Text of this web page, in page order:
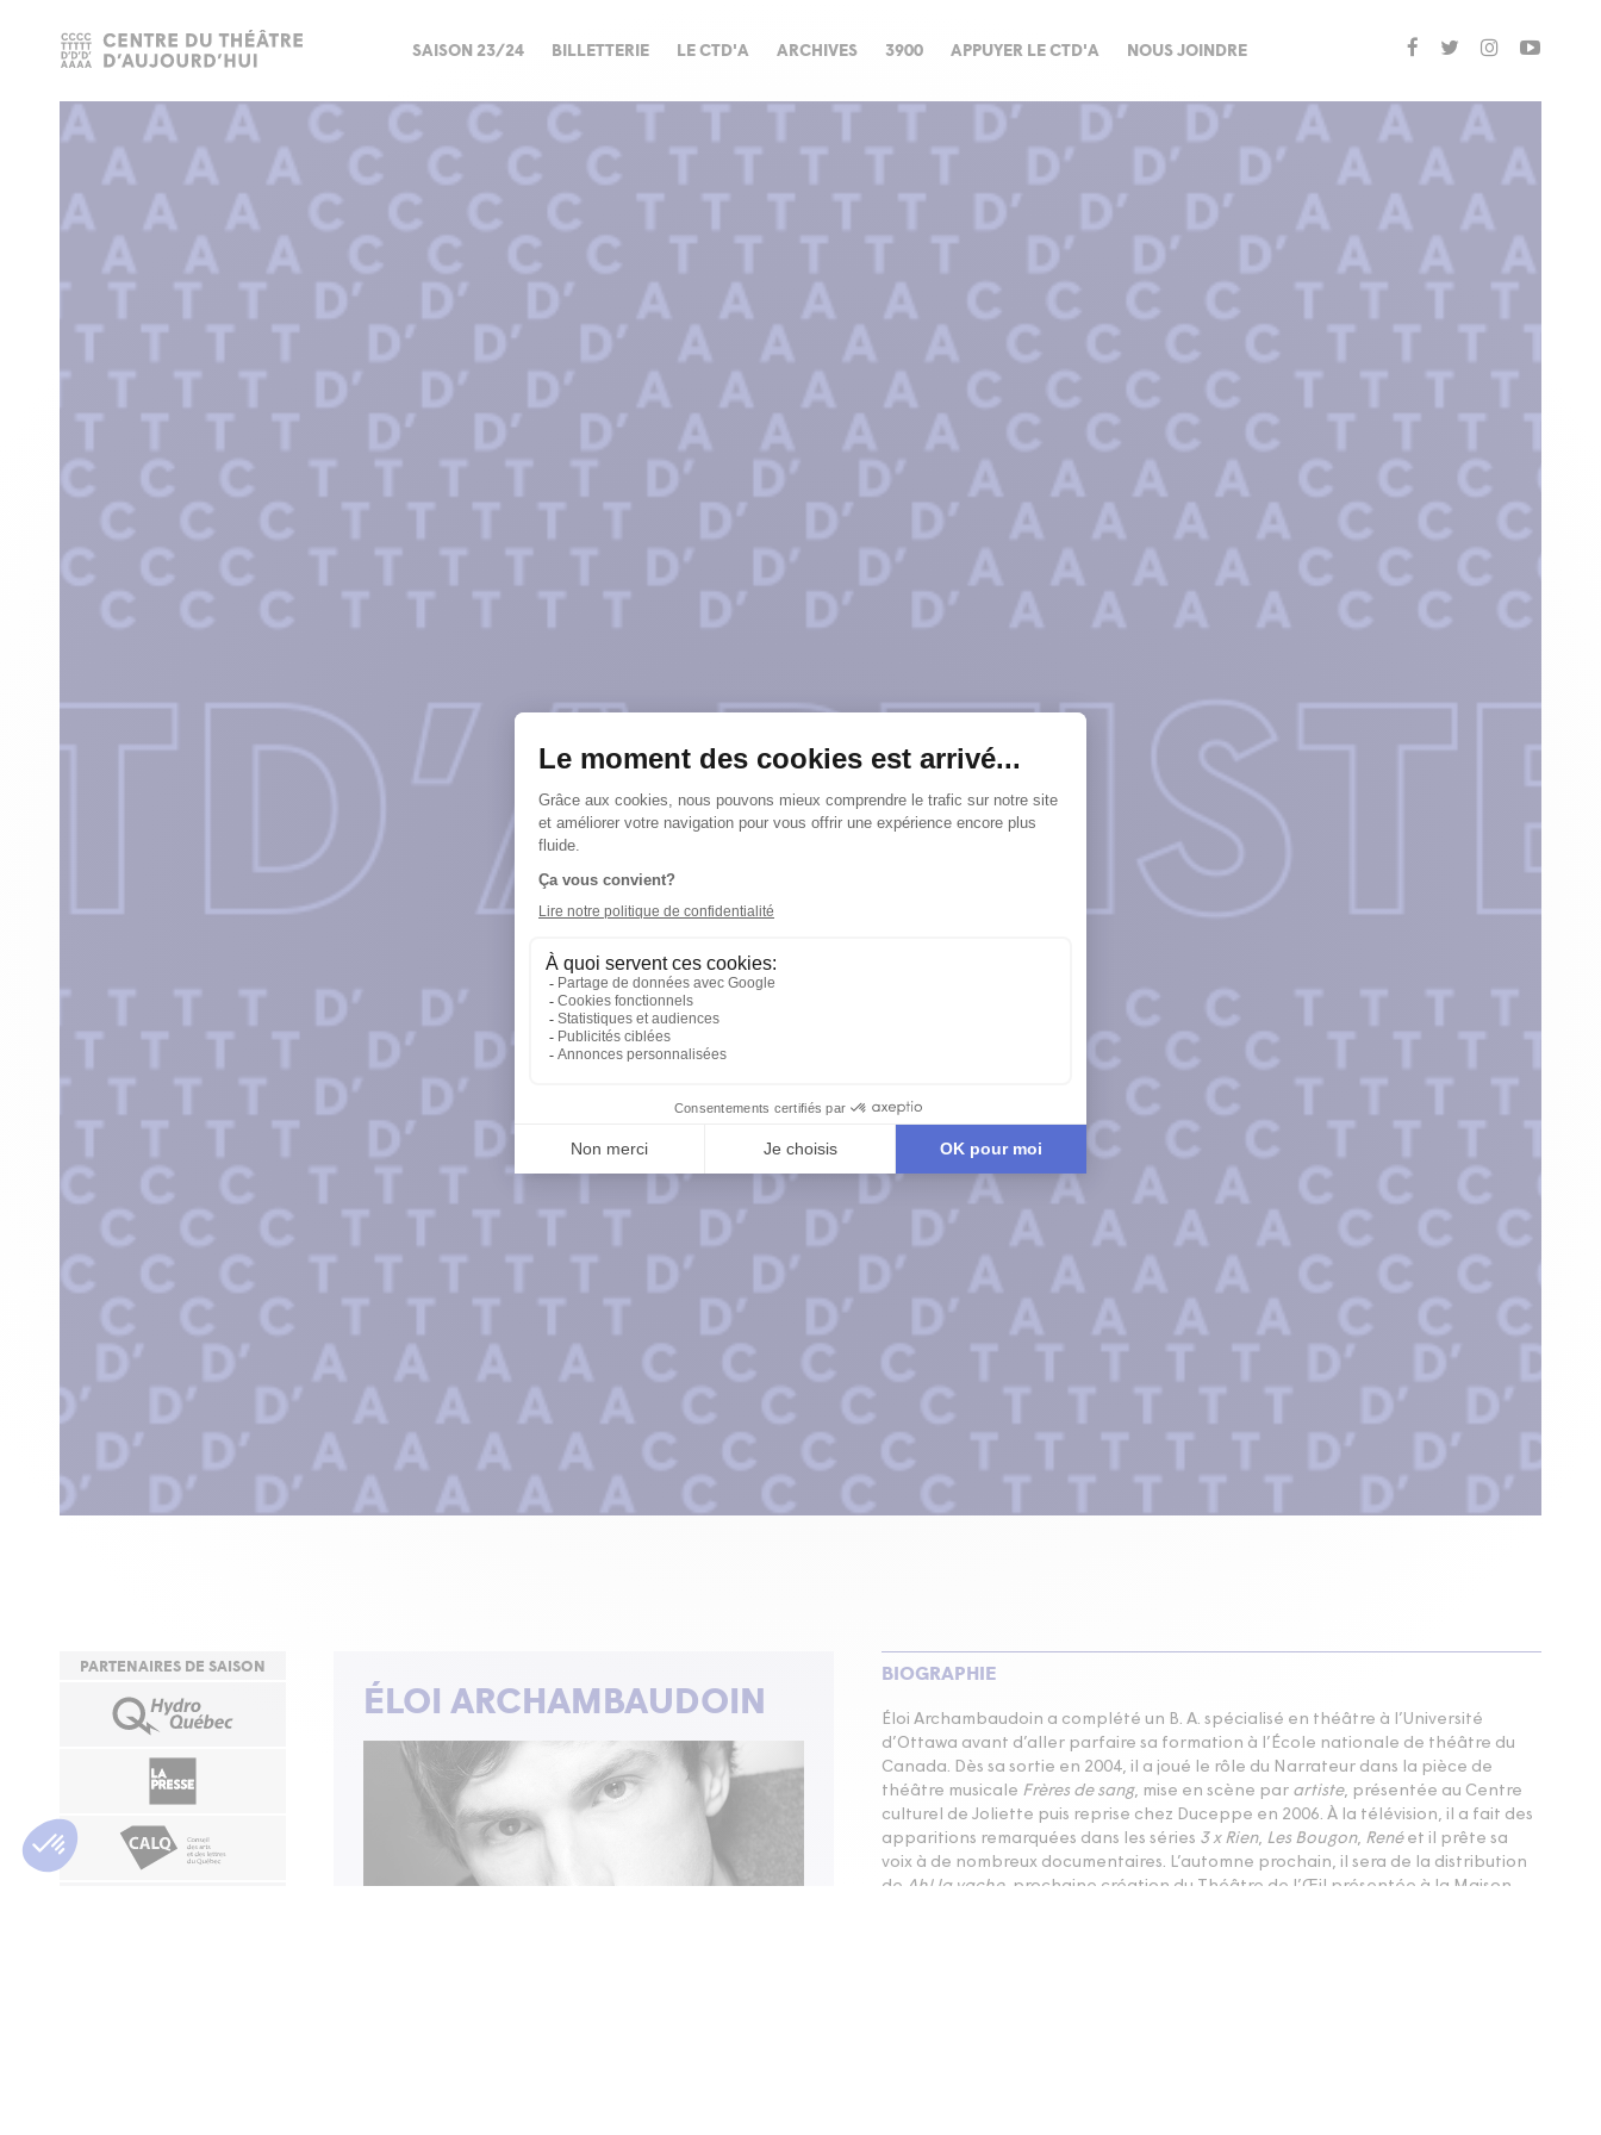
SAISON 23/24 BILLETTERIE LE CTD'A ARCHIVES 3900 APPUYER LE CTD'A NOUS JOINDRE
PARTENAIRES DE SAISON
ÉLOI ARCHAMBAUDOIN
BIOGRAPHIE
Éloi Archambaudoin a complété un B. A. spécialisé en théâtre à l’Université
d’Ottawa avant d’aller parfaire sa formation à l’École nationale de théâtre du
Canada. Dès sa sortie en 2004, il a joué le rôle du Narrateur dans la pièce de
théâtre musicale Frères de sang, mise en scène par artiste, présentée au Centre
culturel de Joliette puis reprise chez Duceppe en 2006. À la télévision, il a fait des
apparitions remarquées dans les séries 3 x Rien, Les Bougon, Renéet il prête sa
voix à de nombreux documentaires. L’automne prochain, il sera de la distribution
de Ah! la vache, prochaine création du Théâtre de l’Œil présentée à la Maison